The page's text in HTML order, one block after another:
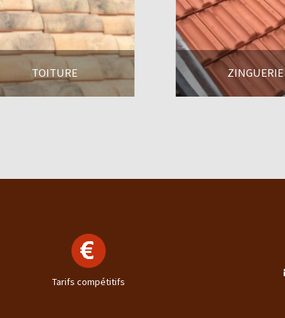
TOITURE ZINGUERIE
Tarifs compétitifs